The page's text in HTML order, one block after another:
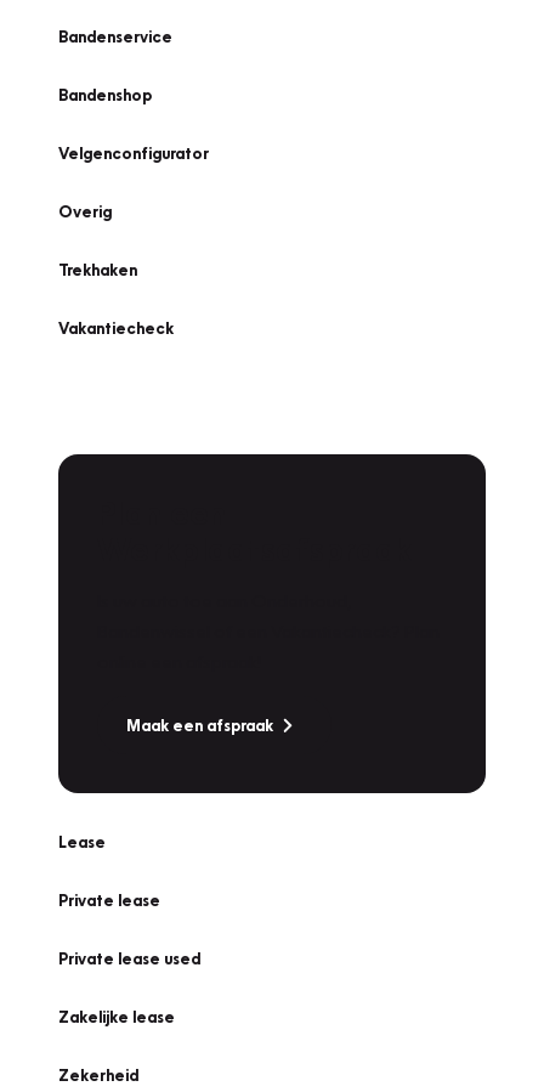
Bandenservice
Bandenshop
Velgenconfigurator
Overig
Trekhaken
Vakantiecheck
Maak een afspraak
Lease
Private lease
Private lease used
Zakelijke lease
Zekerheid